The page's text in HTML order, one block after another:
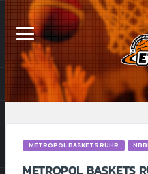
METROPOL BASKETS RUHR
METROPOL BASKETS